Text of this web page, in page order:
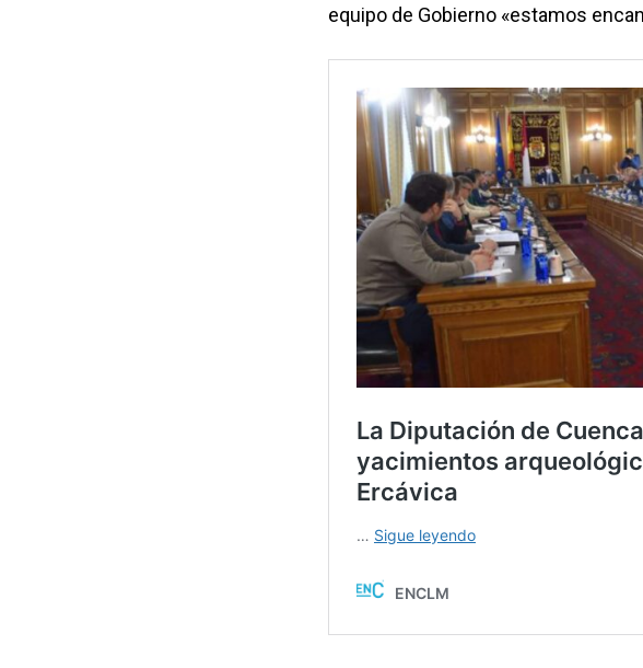
equipo de Gobierno «estamos